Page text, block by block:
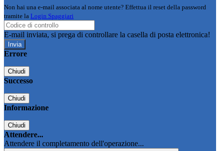
Non hai una e-mail associata al nome utente? Effettua il reset della password
tramite la Login Spaggiari
E-mail inviata, si prega di controllare la casella di posta elettronica!
Errore
Chiudi
Successo
Chiudi
Informazione
Chiudi
Attendere...
Attendere il completamento dell'operazione...